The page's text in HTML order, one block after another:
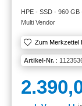
HPE - SSD - 960
Multi Vendor
Zum Merkzettel
Artikel-Nr. :